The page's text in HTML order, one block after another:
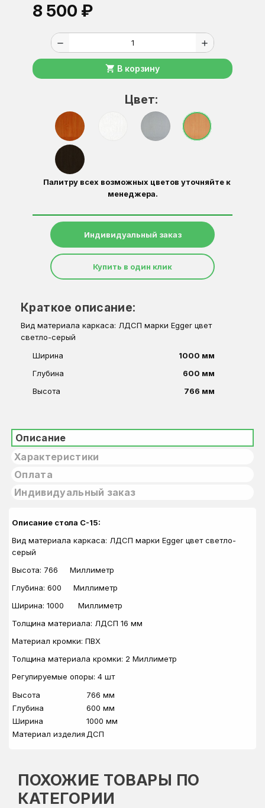
8 500 ₽
remove add
shopping_cart В корзину
Цвет:
Палитру всех возможных цветов уточняйте к
менеджера.
Индивидуальный заказ
Купить в один клик
Краткое описание:
Вид материала каркаса: ЛДСП марки Egger цвет
светло-серый
Ширина
1000 мм
Глубина
600 мм
Высота
766 мм
Описание
Характеристики
Оплата
Индивидуальный заказ
Описание стола С-15:
Вид материала каркаса: ЛДСП марки Egger цвет светло-
серый
Высота: 766 Миллиметр
Глубина: 600 Миллиметр
Ширина: 1000 Миллиметр
Толщина материала: ЛДСП 16 мм
Материал кромки: ПВХ
Толщина материала кромки: 2 Миллиметр
Регулируемые опоры: 4 шт
Высота
766 мм
Глубина
600 мм
Ширина
1000 мм
Материал изделия ДСП
ПОХОЖИЕ ТОВАРЫ ПО
КАТЕГОРИИ